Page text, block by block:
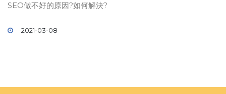
SEO做不好的原因?如何解決?
2021-03-08